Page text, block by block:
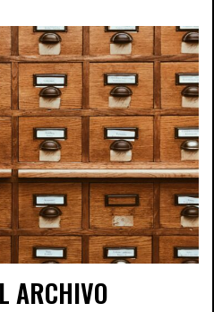
ARCHIVO